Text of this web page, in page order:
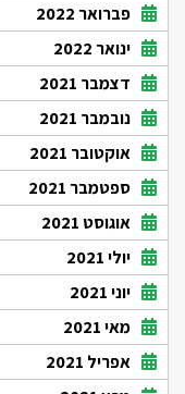
פברואר 2022
ינואר 2022
דצמבר 2021
נובמבר 2021
אוקטובר 2021
ספטמבר 2021
אוגוסט 2021
יולי 2021
יוני 2021
מאי 2021
אפריל 2021